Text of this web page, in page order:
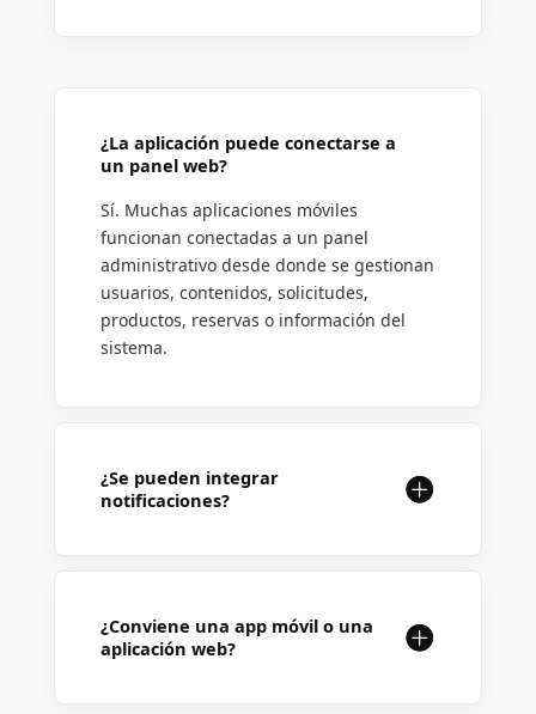
¿La aplicación puede conectarse a
un panel web?
Sí. Muchas aplicaciones móviles
funcionan conectadas a un panel
administrativo desde donde se gestionan
usuarios, contenidos, solicitudes,
productos, reservas o información del
sistema.
¿Se pueden integrar
notificaciones?
¿Conviene una app móvil o una
aplicación web?